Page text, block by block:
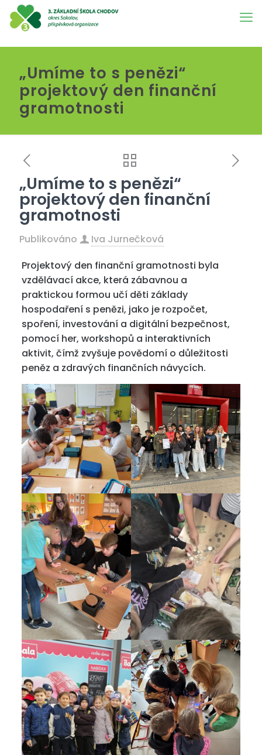
„Umíme to s penězi“
projektový den finanční
gramotnosti
„Umíme to s penězi“
projektový den finanční
gramotnosti
Publikováno
Iva Jurnečková
Projektový den finanční gramotnosti byla
vzdělávací akce, která zábavnou a
praktickou formou učí děti základy
hospodaření s penězi, jako je rozpočet,
spoření, investování a digitální bezpečnost,
pomocí her, workshopů a interaktivních
aktivit, čímž zvyšuje povědomí o důležitosti
peněz a zdravých finančních návycích.